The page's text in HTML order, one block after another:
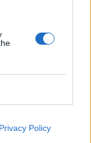
Privacy Policy
Πασαλίδης,
Μπελόκ,